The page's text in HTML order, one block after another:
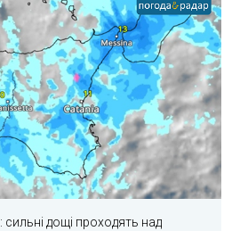
: сильні дощі проходять над